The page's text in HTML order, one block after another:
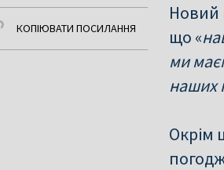
КОПІЮВАТИ ПОСИЛАННЯ
Новий
що «
ми
наших
Окрім